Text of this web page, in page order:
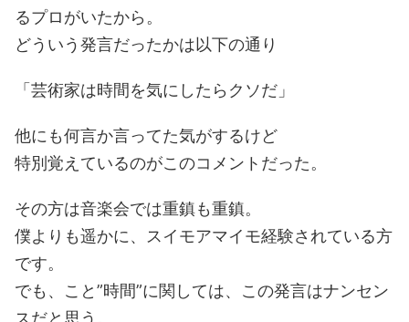
るプロがいたから。
どういう発言だったかは以下の通り
「芸術家は時間を気にしたらクソだ」
他にも何言か言ってた気がするけど
特別覚えているのがこのコメントだった。
その方は音楽会では重鎮も重鎮。
僕よりも遥かに、スイモアマイモ経験されている方
です。
でも、こと”時間”に関しては、この発言はナンセン
スだと思う。